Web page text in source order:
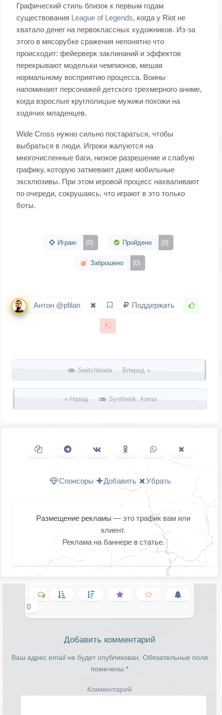
Графический стиль близок к первым годам
существования League of Legends, когда у Riot не
хватало денег на первоклассных художников. Из-за
этого в мясорубке сражения непонятно что
происходит: фейерверк заклинаний и эффектов
перекрывают модельки чемпионов, мешая
нормальному восприятию процесса. Воины
напоминают персонажей детского трехмерного аниме,
когда взрослые круглолицые мужики похожи на
ходячих младенцев.
Wide Cross нужно сильно постараться, чтобы
выбраться в люди. Игроки жалуются на
многочисленные баги, низкое разрешение и слабую
графику, которую затмевают даже мобильные
эксклюзивы. При этом игровой процесс нахваливают
по очереди, сокрушаясь, что играют в это только
боты.
Играю (0) Пройдено (0)
Заброшено (0)
Антон @pfilan Поддержать
Запись навигация
Switchblade Вперед »
« Назад Synthetik: Arena
Копировать ссылкуПоделиться в Telegram
Поделиться ВКонтакте
Поделиться в
Одноклассниках
Поделиться в
WhatsAppв X
Спонсоры Добавить Убрать
Размещение рекламы — это трафик вам или
клиент.
Реклама на баннере в статье.
0
Добавить комментарий
Ваш адрес email не будет опубликован. Обязательные поля
помечены *
Комментарий